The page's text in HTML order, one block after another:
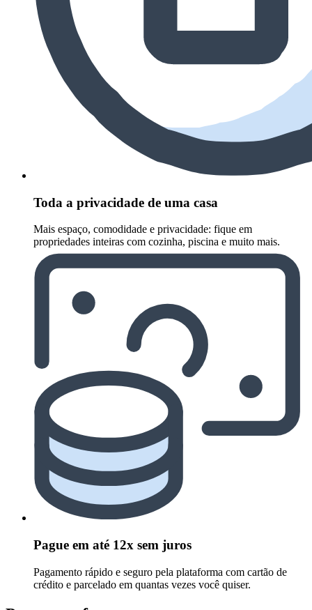
Toda a privacidade de uma casa
Mais espaço, comodidade e privacidade: fique em
propriedades inteiras com cozinha, piscina e muito mais.
Pague em até 12x sem juros
Pagamento rápido e seguro pela plataforma com cartão de
crédito e parcelado em quantas vezes você quiser.